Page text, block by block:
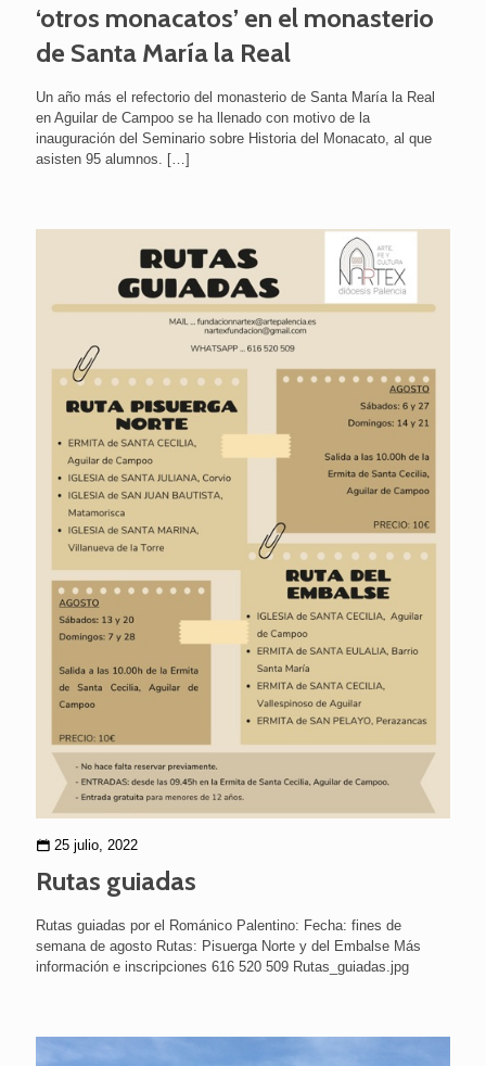
‘otros monacatos’ en el monasterio
de Santa María la Real
Un año más el refectorio del monasterio de Santa María la Real
en Aguilar de Campoo se ha llenado con motivo de la
inauguración del Seminario sobre Historia del Monacato, al que
asisten 95 alumnos.
[…]
25 julio, 2022
Rutas guiadas
Rutas guiadas por el Románico Palentino: Fecha: fines de
semana de agosto Rutas: Pisuerga Norte y del Embalse Más
información e inscripciones 616 520 509 Rutas_guiadas.jpg